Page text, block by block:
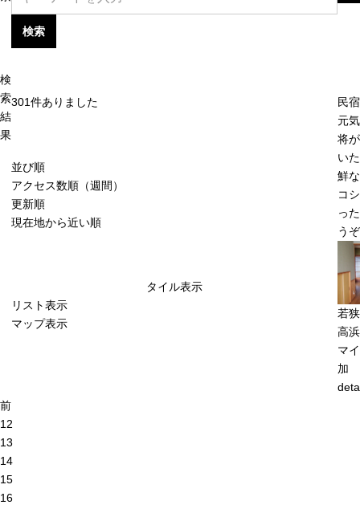
検索
検
索
結
果
301件ありました
並び順
アクセス数順（週間）
更新順
現在地から近い順
タイル表示
リスト表示
マップ表示
民
元
将
い
鮮
コ
っ
う
若
高
マ
加
前
12
13
14
15
16